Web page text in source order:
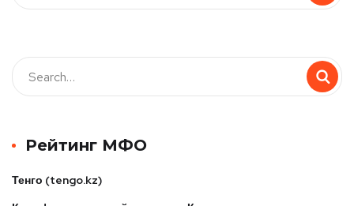
Рейтинг МФО
Тенго (tengo.kz)